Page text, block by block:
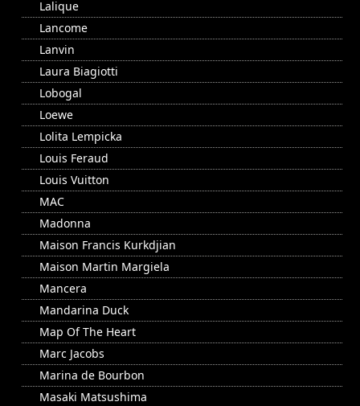
Lalique
Lancome
Lanvin
Laura Biagiotti
Lobogal
Loewe
Lolita Lempicka
Louis Feraud
Louis Vuitton
MAC
Madonna
Maison Francis Kurkdjian
Maison Martin Margiela
Mancera
Mandarina Duck
Map Of The Heart
Marc Jacobs
Marina de Bourbon
Masaki Matsushima